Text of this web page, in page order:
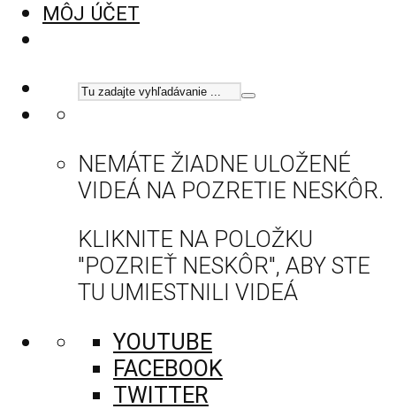
MÔJ ÚČET
NEMÁTE ŽIADNE ULOŽENÉ
VIDEÁ NA POZRETIE NESKÔR.
KLIKNITE NA POLOŽKU
"POZRIEŤ NESKÔR", ABY STE
TU UMIESTNILI VIDEÁ
YOUTUBE
FACEBOOK
TWITTER